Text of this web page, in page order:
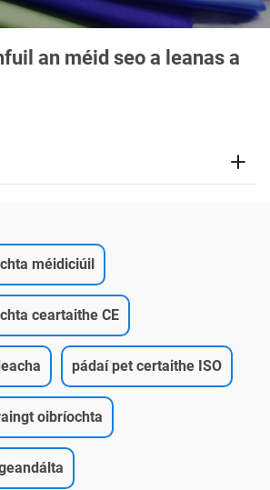
an méid seo a leanas a
méidiciúil
ceartaithe CE
pádaí pet certaithe ISO
oibríochta